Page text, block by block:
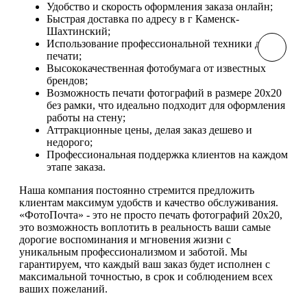
Удобство и скорость оформления заказа онлайн;
Быстрая доставка по адресу в г Каменск-
Шахтинский;
Использование профессиональной техники для
печати;
Высококачественная фотобумага от известных
брендов;
Возможность печати фотографий в размере 20х20
без рамки, что идеально подходит для оформления
работы на стену;
Аттракционные цены, делая заказ дешево и
недорого;
Профессиональная поддержка клиентов на каждом
этапе заказа.
Наша компания постоянно стремится предложить
клиентам максимум удобств и качество обслуживания.
«ФотоПочта» - это не просто печать фотографий 20х20,
это возможность воплотить в реальность ваши самые
дорогие воспоминания и мгновения жизни с
уникальным профессионализмом и заботой. Мы
гарантируем, что каждый ваш заказ будет исполнен с
максимальной точностью, в срок и соблюдением всех
ваших пожеланий.